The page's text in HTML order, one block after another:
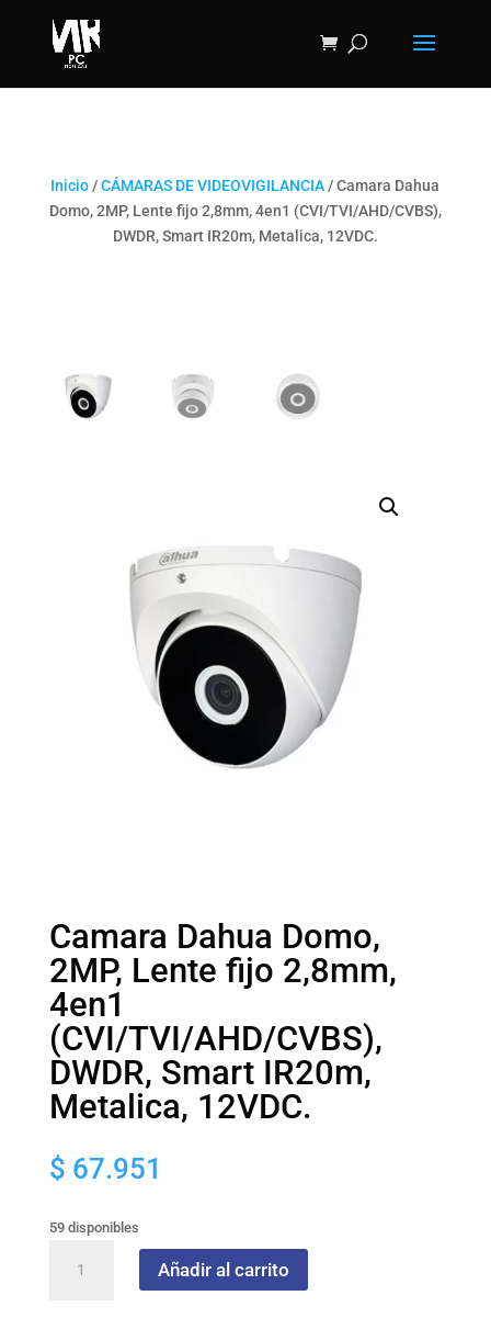
Inicio /CÁMARAS DE VIDEOVIGILANCIA / Camara Dahua
Domo, 2MP, Lente fijo 2,8mm, 4en1 (CVI/TVI/AHD/CVBS),
DWDR, Smart IR20m, Metalica, 12VDC.
Camara Dahua Domo,
2MP, Lente fijo 2,8mm,
4en1
(CVI/TVI/AHD/CVBS),
DWDR, Smart IR20m,
Metalica, 12VDC.
$ 67.951
59 disponibles
Dahua
Añadir al carrito